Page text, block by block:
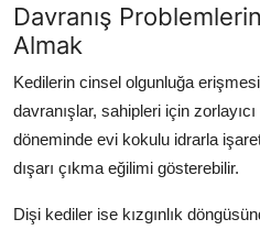
Davranış
Almak
Kedilerin cinsel olgunluğa
davranışlar, sahipleri için
döneminde evi kokulu idrarla
dışarı çıkma eğilimi gösterebilir.
Dişi kediler ise kızgınlık